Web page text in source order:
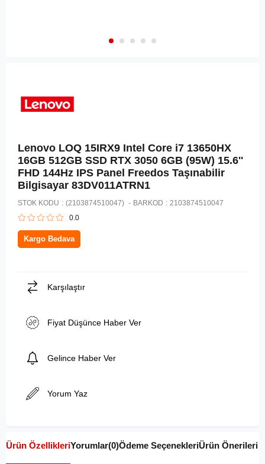
Lenovo LOQ 15IRX9 Intel Core i7 13650HX
16GB 512GB SSD RTX 3050 6GB (95W) 15.6''
FHD 144Hz IPS Panel Freedos Taşınabilir
Bilgisayar 83DV011ATRN1
STOK KODU (2103874510047) BARKOD : 2103874510047
0.0
Kargo Bedava
Karşılaştır
Fiyat Düşünce Haber Ver
Gelince Haber Ver
Yorum Yaz
Ürün ÖzellikleriYorumlar(0)Ödeme SeçenekleriÜrün Önerileri